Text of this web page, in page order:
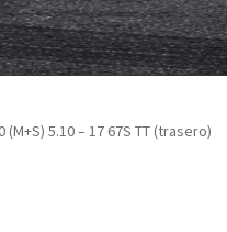
(M+S) 5.10 – 17 67S TT (trasero)